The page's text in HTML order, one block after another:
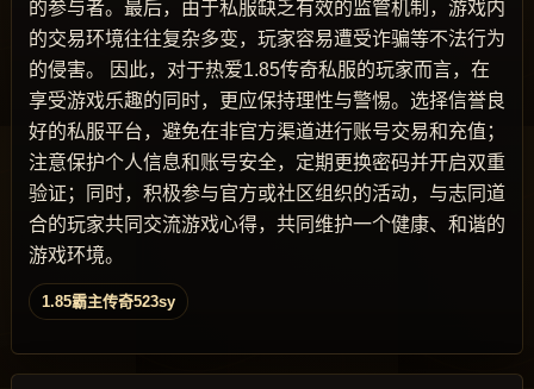
的参与者。最后，由于私服缺乏有效的监管机制，游戏内
的交易环境往往复杂多变，玩家容易遭受诈骗等不法行为
的侵害。 因此，对于热爱1.85传奇私服的玩家而言，在
享受游戏乐趣的同时，更应保持理性与警惕。选择信誉良
好的私服平台，避免在非官方渠道进行账号交易和充值；
注意保护个人信息和账号安全，定期更换密码并开启双重
验证；同时，积极参与官方或社区组织的活动，与志同道
合的玩家共同交流游戏心得，共同维护一个健康、和谐的
游戏环境。
1.85霸主传奇523sy